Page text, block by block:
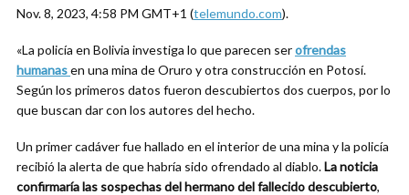
Nov. 8, 2023, 4:58 PM GMT+1 (telemundo.com).
«La policía en Bolivia investiga lo que parecen serofrendas
humanasen una mina de Oruro y otra construcción en Potosí.
Según los primeros datos fueron descubiertos dos cuerpos, por lo
que buscan dar con los autores del hecho.
Un primer cadáver fue hallado en el interior de una mina y la policía
recibió la alerta de que habría sido ofrendado al diablo.La noticia
confirmaría las sospechas del hermano del fallecido descubierto,